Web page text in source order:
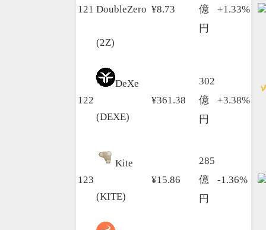
121 DoubleZero
(2Z)
¥8.73
億
円
+1.33%
122
DeXe
(DEXE)
¥361.38
302
億
円
+3.38%
123
Kite
(KITE)
¥15.86
285
億
円
-1.36%